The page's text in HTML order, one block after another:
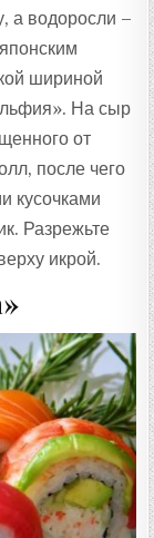
а водоросли –
шириной
На сыр
от
после чего
кусочками
Разрежьте
икрой.